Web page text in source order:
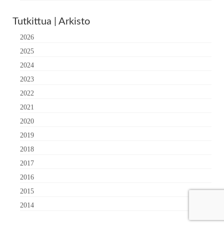
Tutkittua | Arkisto
2026
2025
2024
2023
2022
2021
2020
2019
2018
2017
2016
2015
2014